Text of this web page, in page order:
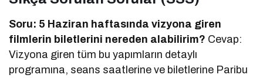
Soru: 5 Haziran haftasında vizyona giren
filmlerin biletlerini nereden alabilirim? Cevap:
Vizyona giren tüm bu yapımların detaylı
programına, seans saatlerine ve biletlerine Paribu